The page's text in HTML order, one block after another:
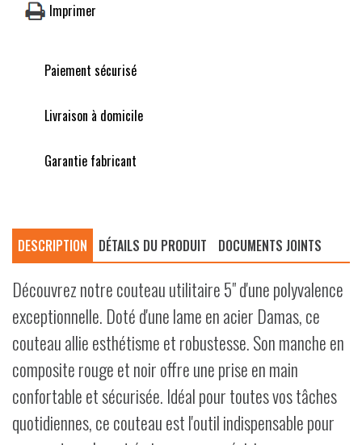
Imprimer
Paiement sécurisé
Livraison à domicile
Garantie fabricant
DESCRIPTION DÉTAILS DU PRODUIT DOCUMENTS JOINTS
Découvrez notre couteau utilitaire 5" d'une polyvalence
exceptionnelle. Doté d'une lame en acier Damas, ce
couteau allie esthétisme et robustesse. Son manche en
composite rouge et noir offre une prise en main
confortable et sécurisée. Idéal pour toutes vos tâches
quotidiennes, ce couteau est l'outil indispensable pour